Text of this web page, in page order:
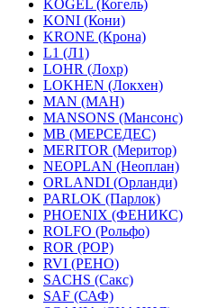
KOGEL (Когель)
KONI (Кони)
KRONE (Крона)
L1 (Л1)
LOHR (Лохр)
LOKHEN (Локхен)
MAN (МАН)
MANSONS (Мансонс)
MB (МЕРСЕДЕС)
MERITOR (Меритор)
NEOPLAN (Неоплан)
ORLANDI (Орланди)
PARLOK (Парлок)
PHOENIX (ФЕНИКС)
ROLFO (Рольфо)
ROR (РОР)
RVI (РЕНО)
SACHS (Сакс)
SAF (САФ)